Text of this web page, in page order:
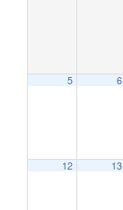
5 6
12 13